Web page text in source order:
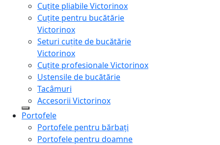
Cuțite pliabile Victorinox
Cuțite pentru bucătărie
Victorinox
Seturi cuțite de bucătărie
Victorinox
Cuțite profesionale Victorinox
Ustensile de bucătărie
Tacâmuri
Accesorii Victorinox
Portofele
Portofele pentru bărbați
Portofele pentru doamne